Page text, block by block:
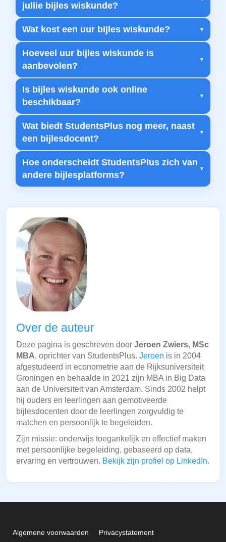
jullie bijles wiskunde?
Wat kost een uur bijles wiskunde?
Hoeveel uur bijles wiskunde is
aanbevolen?
Is bijles wiskunde ook online
beschikbaar?
Wat biedt StudentsPlus nog meer, naast
een bijlesdocent?
Hoe onderscheidt StudentsPlus zich van
andere bijlesplatforms?
Over de auteur
Deze pagina is geschreven door Jeroen Zwiers, MSc
MBA, oprichter van StudentsPlus. Jeroen is in 2004
afgestudeerd in econometrie aan de Rijksuniversiteit
Groningen en behaalde in 2021 zijn MBA in Big Data
aan de Universiteit van Amsterdam. Sinds 2002 helpt
hij ouders en leerlingen aan gemotiveerde
bijlesdocenten door de leerlingen zorgvuldig te
matchen en persoonlijk te begeleiden.
Zijn missie: onderwijs toegankelijk en effectief maken
met persoonlijke begeleiding, gebaseerd op data,
ervaring en vertrouwen. Bekijk zijn profiel op LinkedIn.
Algemene voorwaarden Privacystatement